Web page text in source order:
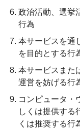
政治活動、選挙
行為
本サービスを通
を目的とする行
本サービスまた
運営を妨げる行
コンピュータ・
しくは提供する
くは推奨する行